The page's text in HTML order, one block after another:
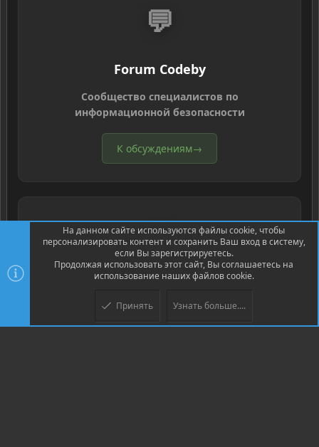
💬
Forum Codeby
Сообщество специалистов по
информационной безопасности
К обсуждениям→
🎓
Codeby Academy
Профессиональные курсы с дипломом гос.
образца
На данном сайте используются файлы cookie, чтобы
персонализировать контент и сохранить Ваш вход в систему,
если Вы зарегистрируетесь.
Продолжая использовать этот сайт, Вы соглашаетесь на
использование наших файлов cookie.
Принять Узнать больше....